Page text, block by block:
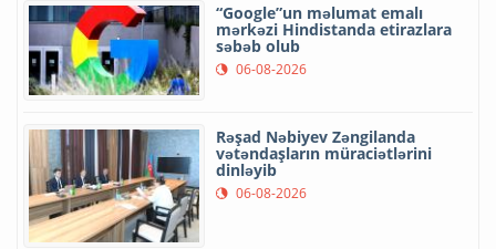
“Google”un məlumat emalı
mərkəzi Hindistanda etirazlara
səbəb olub
06-08-2026
Rəşad Nəbiyev Zəngilanda
vətəndaşların müraciətlərini
dinləyib
06-08-2026